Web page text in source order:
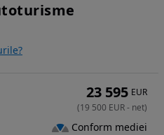
23 595 EUR
(19 500 EUR- net)
Conform mediei